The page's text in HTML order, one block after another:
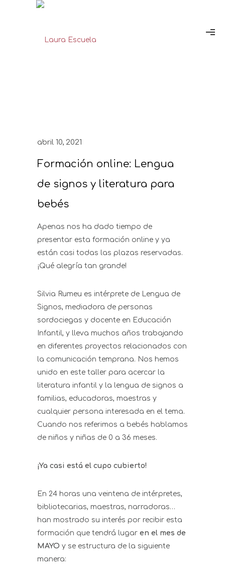
abril 10, 2021
Formación online: Lengua
de signos y literatura para
bebés
Apenas nos ha dado tiempo de
presentar esta formación online y ya
están casi todas las plazas reservadas.
¡Qué alegría tan grande!
Silvia Rumeu es intérprete de Lengua de
Signos, mediadora de personas
sordociegas y docente en Educación
Infantil, y lleva muchos años trabajando
en diferentes proyectos relacionados con
la comunicación temprana. Nos hemos
unido en este taller para acercar la
literatura infantil y la lengua de signos a
familias, educadoras, maestras y
cualquier persona interesada en el tema.
Cuando nos referimos a bebés hablamos
de niños y niñas de 0 a 36 meses.
¡Ya casi está el cupo cubierto!
En 24 horas una veintena de intérpretes,
bibliotecarias, maestras, narradoras…
han mostrado su interés por recibir esta
formación que tendrá lugar en el mes de
MAYO y se estructura de la siguiente
manera: